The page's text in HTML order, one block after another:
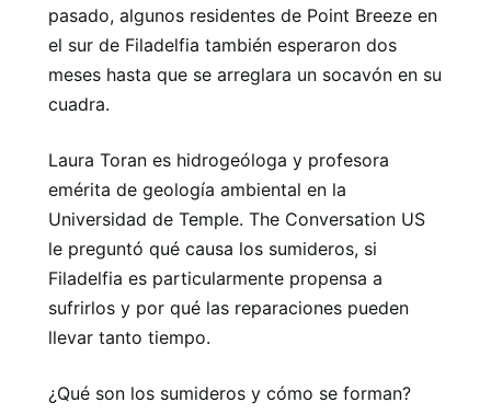
pasado, algunos residentes de Point Breeze en
el sur de Filadelfia también esperaron dos
meses hasta que se arreglara un socavón en su
cuadra.
Laura Toran es hidrogeóloga y profesora
emérita de geología ambiental en la
Universidad de Temple. The Conversation US
le preguntó qué causa los sumideros, si
Filadelfia es particularmente propensa a
sufrirlos y por qué las reparaciones pueden
llevar tanto tiempo.
¿Qué son los sumideros y cómo se forman?